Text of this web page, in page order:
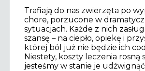
Trafiają do nas zwierzęta po
chore, porzucone w
sytuacjach. Każde z nich
szansę – na ciepło, opiekę i
której ból już nie będzie ich
Niestety, koszty leczenia rosną
jesteśmy w stanie je